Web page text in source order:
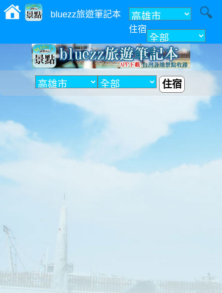
bluezz旅遊筆記本
住宿
附近
住宿